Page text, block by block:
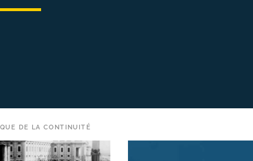
DE LA CONTINUITÉ